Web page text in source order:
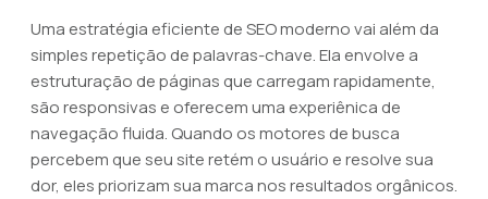
Uma estratégia eficiente de SEO moderno vai além da
simples repetição de palavras-chave. Ela envolve a
estruturação de páginas que carregam rapidamente,
são responsivas e oferecem uma experiênica de
navegação fluida. Quando os motores de busca
percebem que seu site retém o usuário e resolve sua
dor, eles priorizam sua marca nos resultados orgânicos.